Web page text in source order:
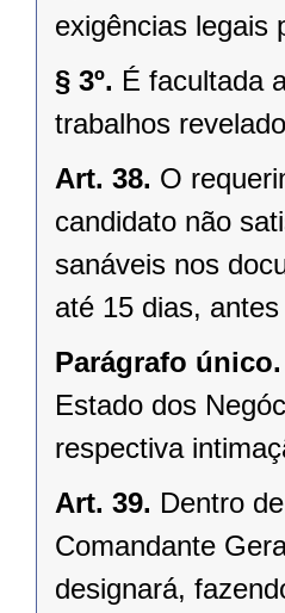
exigências legais
§ 3º. É facultada
trabalhos
Art. 38. O
candidato não
sanáveis nos
até 15 dias,
Parágrafo único.
Estado dos
respectiva
Art. 39. Dentro
Comandante
designará,